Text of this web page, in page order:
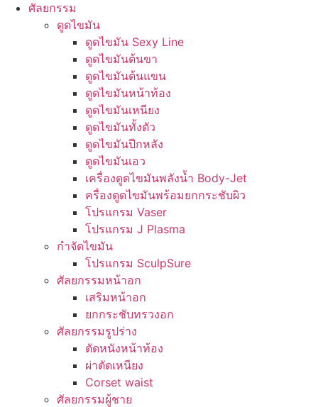
ศัลยกรรม
ดูดไขมัน
ดูดไขมัน Sexy Line
ดูดไขมันต้นขา
ดูดไขมันต้นแขน
ดูดไขมันหน้าท้อง
ดูดไขมันเหนียง
ดูดไขมันทั้งตัว
ดูดไขมันปีกหลัง
ดูดไขมันเอว
เครื่องดูดไขมันพลังน้ำ Body-Jet
ครื่องดูดไขมันพร้อมยกกระชับผิว
โปรแกรม Vaser
โปรแกรม J Plasma
กำจัดไขมัน
โปรแกรม SculpSure
ศัลยกรรมหน้าอก
เสริมหน้าอก
ยกกระชับทรวงอก
ศัลยกรรมรูปร่าง
ตัดหนังหน้าท้อง
ผ่าตัดเหนียง
Corset waist
ศัลยกรรมผู้ชาย